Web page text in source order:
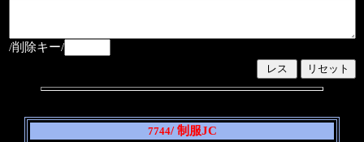
/削除キー/
7744/ 制服JC